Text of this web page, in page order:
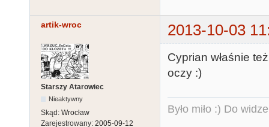
artik-wroc 2013-10-03
Starszy Atarowiec
Nieaktywny
Skąd: Wrocław
Zarejestrowany: 2005-09-12
Cyprian właśnie
oczy :)
Było miło :) Do